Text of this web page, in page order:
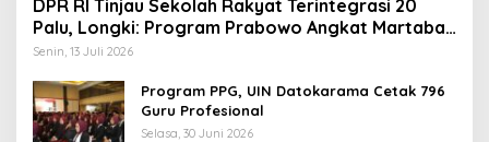
DPR RI Tinjau Sekolah Rakyat Terintegrasi 20
Palu, Longki: Program Prabowo Angkat Martabat
Anak Miskin
Senin, 13 Juli 2026
Program PPG, UIN Datokarama Cetak 796
Guru Profesional
Selasa, 30 Juni 2026